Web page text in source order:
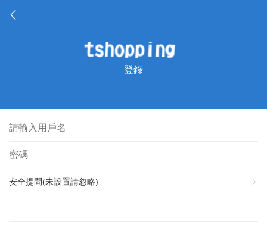
登錄
安全提問(未設置請忽略)